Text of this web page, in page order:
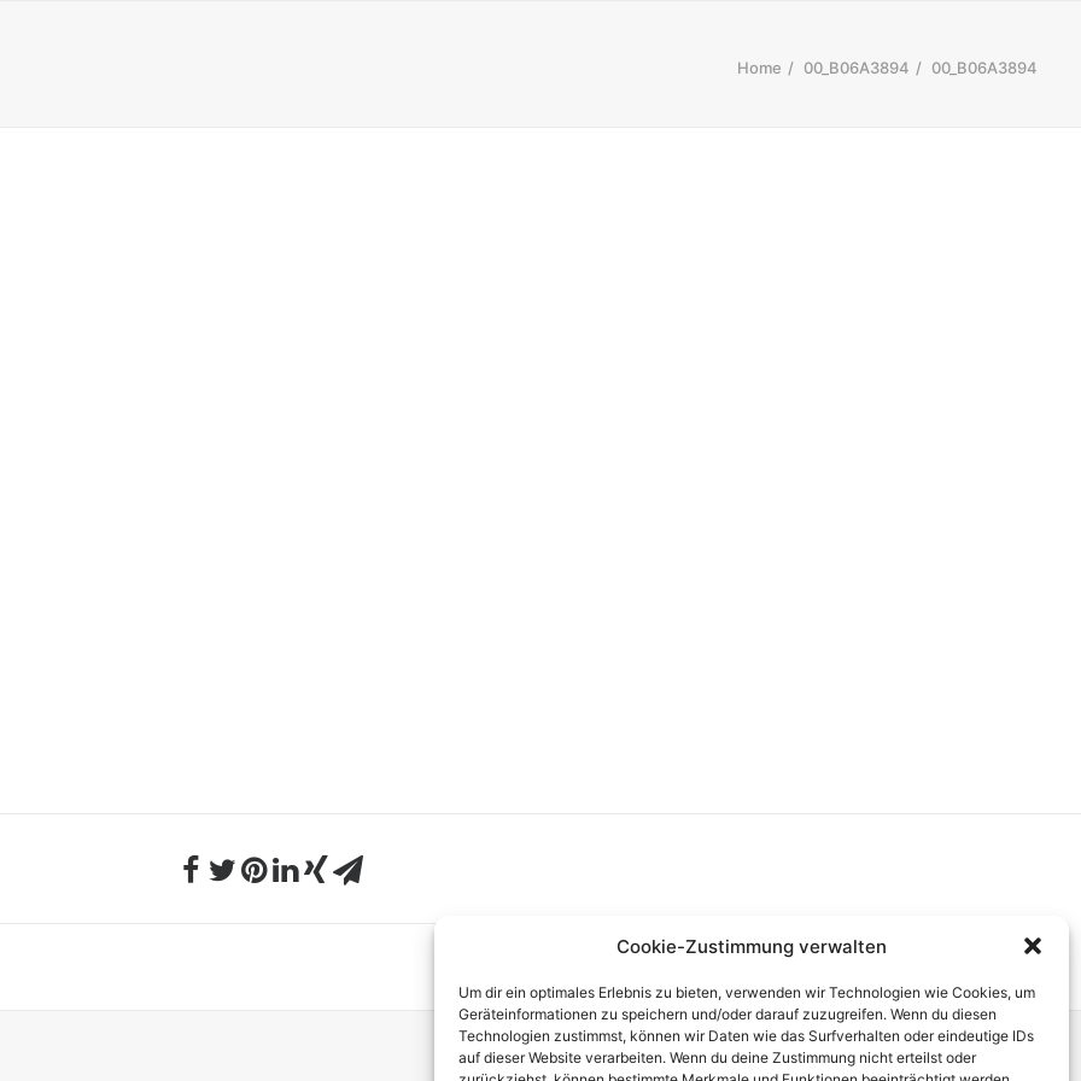
Cookie-Zustimmung verwalten
Um dir ein optimales Erlebnis zu bieten, verwenden wir Technologien wie Cookies, um
Geräteinformationen zu speichern und/oder darauf zuzugreifen. Wenn du diesen
Technologien zustimmst, können wir Daten wie das Surfverhalten oder eindeutige IDs
auf dieser Website verarbeiten. Wenn du deine Zustimmung nicht erteilst oder
Home 00_B06A3894 00_B06A3894
Next